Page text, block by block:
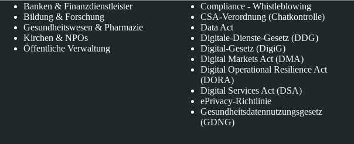
Banken & Finanzdienstleister
Bildung & Forschung
Gesundheitswesen & Pharmazie
Kirchen & NPOs
Öffentliche Verwaltung
Compliance - Whistleblowing
CSA-Verordnung (Chatkontrolle)
Data Act
Digitale-Dienste-Gesetz (DDG)
Digital-Gesetz (DigiG)
Digital Markets Act (DMA)
Digital Operational Resilience Act
(DORA)
Digital Services Act (DSA)
ePrivacy-Richtlinie
Gesundheitsdatennutzungsgesetz
(GDNG)